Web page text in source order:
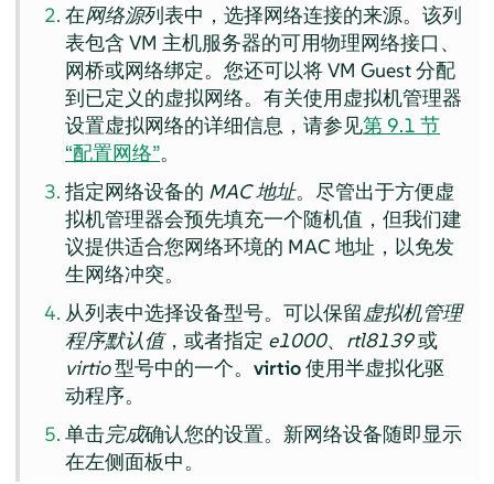
在网络源列表中，选择网络连接的来源。该列
表包含 VM 主机服务器的可用物理网络接口、
网桥或网络绑定。您还可以将 VM Guest 分配
到已定义的虚拟网络。有关使用虚拟机管理器
设置虚拟网络的详细信息，请参见第 9.1 节
“配置网络”。
指定网络设备的 MAC 地址。尽管出于方便虚
拟机管理器会预先填充一个随机值，但我们建
议提供适合您网络环境的 MAC 地址，以免发
生网络冲突。
从列表中选择设备型号。可以保留虚拟机管理
程序默认值，或者指定 e1000、 rtl8139或
virtio型号中的一个。virtio使用半虚拟化驱
动程序。
单击完成确认您的设置。新网络设备随即显示
在左侧面板中。